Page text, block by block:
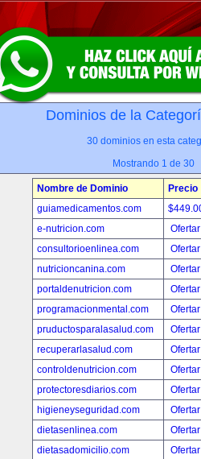
Dominios de la
30 dominios en esta
Mostrando 1 de 30
Nombre de Dominio
Precio
guiamedicamentos.com
e-nutricion.com
consultorioenlinea.com
nutricioncanina.com
portaldenutricion.com
programacionmental.com
pruductosparalasalud.com
recuperarlasalud.com
controldenutricion.com
protectoresdiarios.com
higieneyseguridad.com
dietasenlinea.com
dietasadomicilio.com